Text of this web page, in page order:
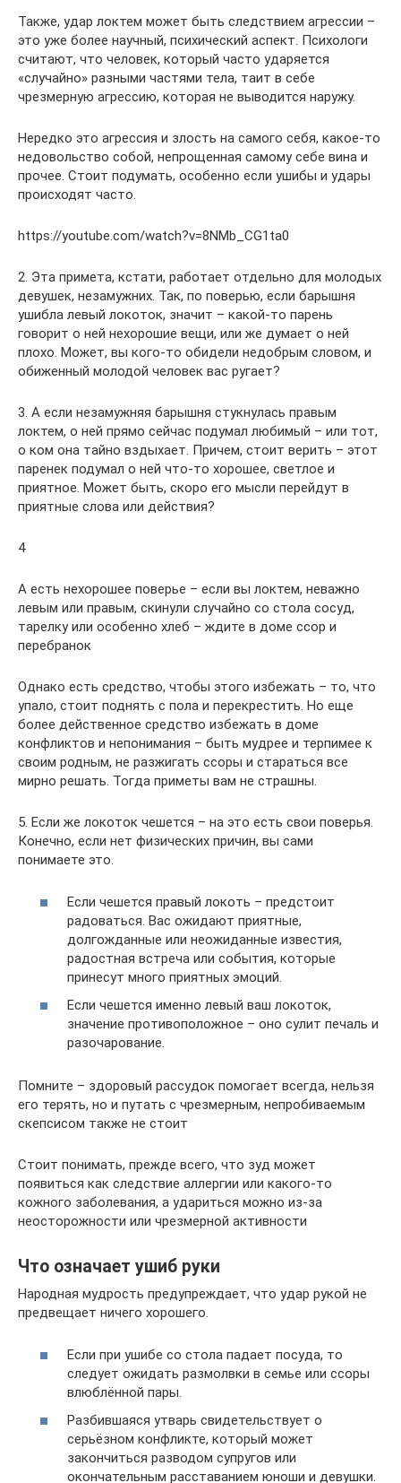
Также, удар локтем может быть следствием агрессии –
это уже более научный, психический аспект. Психологи
считают, что человек, который часто ударяется
«случайно» разными частями тела, таит в себе
чрезмерную агрессию, которая не выводится наружу.
Нередко это агрессия и злость на самого себя, какое-то
недовольство собой, непрощенная самому себе вина и
прочее. Стоит подумать, особенно если ушибы и удары
происходят часто.
https://youtube.com/watch?v=8NMb_CG1ta0
2. Эта примета, кстати, работает отдельно для молодых
девушек, незамужних. Так, по поверью, если барышня
ушибла левый локоток, значит – какой-то парень
говорит о ней нехорошие вещи, или же думает о ней
плохо. Может, вы кого-то обидели недобрым словом, и
обиженный молодой человек вас ругает?
3. А если незамужняя барышня стукнулась правым
локтем, о ней прямо сейчас подумал любимый – или тот,
о ком она тайно вздыхает. Причем, стоит верить – этот
паренек подумал о ней что-то хорошее, светлое и
приятное. Может быть, скоро его мысли перейдут в
приятные слова или действия?
4
А есть нехорошее поверье – если вы локтем, неважно
левым или правым, скинули случайно со стола сосуд,
тарелку или особенно хлеб – ждите в доме ссор и
перебранок
Однако есть средство, чтобы этого избежать – то, что
упало, стоит поднять с пола и перекрестить. Но еще
более действенное средство избежать в доме
конфликтов и непонимания – быть мудрее и терпимее к
своим родным, не разжигать ссоры и стараться все
мирно решать. Тогда приметы вам не страшны.
5. Если же локоток чешется – на это есть свои поверья.
Конечно, если нет физических причин, вы сами
понимаете это.
Если чешется правый локоть – предстоит
радоваться. Вас ожидают приятные,
долгожданные или неожиданные известия,
радостная встреча или события, которые
принесут много приятных эмоций.
Если чешется именно левый ваш локоток,
значение противоположное – оно сулит печаль и
разочарование.
Помните – здоровый рассудок помогает всегда, нельзя
его терять, но и путать с чрезмерным, непробиваемым
скепсисом также не стоит
Стоит понимать, прежде всего, что зуд может
появиться как следствие аллергии или какого-то
кожного заболевания, а удариться можно из-за
неосторожности или чрезмерной активности
Что означает ушиб руки
Народная мудрость предупреждает, что удар рукой не
предвещает ничего хорошего.
Если при ушибе со стола падает посуда, то
следует ожидать размолвки в семье или ссоры
влюблённой пары.
Разбившаяся утварь свидетельствует о
серьёзном конфликте, который может
закончиться разводом супругов или
окончательным расставанием юноши и девушки.